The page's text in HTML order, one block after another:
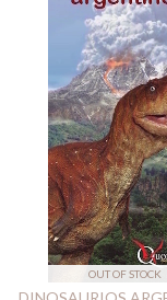
OUT OF STOCK